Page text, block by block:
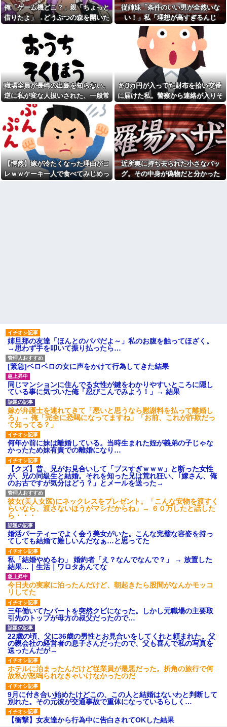
息子の彼女が家に来た時に、
我が家を舐めるように隅々まで
見た。その次の瞬間、女がとん
でもない一言
夫と姑が私の飼い猫を連れ去
って川に捨てた。それで離婚し
た数か月後、隣の市で保護され
ていた猫が私のもとに…
保育園にフリーランスで預け
ているけど、就労の証明で確定
申告の写しを求められた。これ
おかしくない？
私「私と結婚して幸せ？」旦
那「お前もそう思うだろ？」→
その返事が忘れられず、後日ま
さかの展開に…
岡田斗司夫「人間の本音とし
てブサイクを見たら不愉快にな
る。この責任をどうとるんだ」
【速報】ルフィの幹部、懲役
20年に決定する←コレは妥当
か？？？？？？？
シャウエッセン公式、またこ
【復讐】 絶対に「植えてはい
けない植物」を小学校に植えた
→20年経って見に行くと…
「！？」衝撃の光景が・・・
ハードオフに売っていた4万
4000円のフィギュアがヤバすぎ
るｗｗｗｗｗｗ「こんな高い
の？ｗｗ」「逆に超安い」
私「ちょっと、人の家の金庫
触らないでよ！」キチママ『そ
こに金庫があったから、開けて
みようとしただけ☆』義兄「泥
は出てけ！二度と来るな！」結
果・・・
私「初めて飲む味だけどなん
のお茶？」彼「ちっ！」私「」
【GIF】JSのカンチョーワロ
タ
後続車にクラクションを鳴ら
され彼氏が逆切れ。「何クラク
ション鳴らしてんだ！降りてこ
いよ！」と怒鳴りだし...
【衝撃】報酬100万円超の治験
募集がこちらｗｗｗｗｗ(※画像
あり)
【ネット騒然】惨殺されたタ
ワマン頂き女子のこの動画、す
げえええええｗｗｗｗｗｗｗｗ
ｗｗｗ
【愕然】白のクラウン俺氏、
高速道路左車線を制限速度で走
った結果wwwwwwwwwwww
百年の恋12-899 食べた量を
張り合ってくる
【悲報】佐藤輝明・・・２軍
でも盛大にやらかす←あまり悲
しませないでくれ
【速報】憂国の士河合ゆうす
け議員、埼玉県知事選に立候補
表明
元職場の要注意オバサン、引
っ越し先でご近所になり粘着開
始！！「どこまで送って！」か
ら始まり半年も経つと「お金貸
してくれない？」断ると翌日、
玄関前にゴミが置かれる
【驚愕】サークルで付き合っ
た男が既婚者だった！しかも妻
から直接電話が来たんだがｗｗ
ｗｗ
引越して一週間経った頃、隣
の奥さんから「掃除機の音がう
るさい」と苦情があった。静か
に暮らしていたはずなのに、原
因を探るとまさかの事実が…
うちの子が危篤状態で産まれ
てＮＩＣＵに搬送されたと聴い
て、義兄嫁が｢うちの子達に赤ち
ゃん見せたい｣といってきた
【緊急】俺の友人の離婚が決
母が兄一家にお米を送って
る。それを兄嫁がご近所さんに
る？」甥「お米の配達に行って
っちゃダメなんだよ！」ガチャ
主な税金の成り立ちを調べて
俺「ゲーム機どこ？」親「ちょっと
借りたよ」→どうぶつの森を開いた
て…
従姉妹「条件のいい男が全然いな
い！」私「理想が高すぎるんじ
ゃ…？」→婚活の愚痴を聞き続けた
結果…
職場全員が長崎の出島を知らない。
逆に私が変な人扱いされた、一般常
識だと思ってたのに
約3万円が入ってた財布を拾い交番
に届けた私。警察から連絡が入りそ
の金が私のものになった結果...
【愕然】嫁が冷たくなった理由がコ
レｗｗケーキ一人で食べてみじめっ
近所奥に持ち去られた小さなバッ
グ。その中身が偽物だと分かった
姉旦那の友達「ほんとのパパだよ～」私のお腹を触ってほざく。
→思わず手を叩いて振り払ったら…
[緊急]ベロベロの女に声をかけて行為してきた結果
同じマンションに住んでる女性が鍵をわかりやすいところに隠し
ている事に気づいた俺「忍びこんでみよう！」→ 結果
嫁が弁護士を連れてきて「悪いと思うなら慰謝料を払って離婚し
ろ」→ 俺「完全に恐喝になってますね」「お前、これが詐欺だっ
て知ってる？」
何年か前に妹は離婚している。当時生まれた姪が義弟の子じゃな
かったため妹有責での離婚になり…
【クズ】昔、兄がお見合いして「ブスすぎｗｗｗ」と断った女性
が、兄の同級生と結婚。それを知った兄は荒れ狂い、｢嫁さん、俺
のお古ですが気分はどう？」とメールを送った→
彼女(美人女医)にネックレスをプレゼント。「こんな安物を渡すく
らいなら、渡さないほうがマシだからね」→ ６０万したと話した
ら・・・
婚活パーティーでよく会う美女がいた。こんな完璧な容姿を持っ
てしても結婚て難しいんだなぁ…と思ってた
私「結婚やめるわ」 婚約者「え？なんでなんで？」 → 放置した
結果…｜生活｜ワロタあんてな
今日夫の実家に泊ったんだけど、朝起きたら股間がなんかモッコ
リしてた
三年働いてたパートを突然クビになった。しかし元職場の主要取
引先のトップが母方の叔父だったので…
22歳の頃、父に36歳の男性とお見合いをしてくれと頼まれた。父
の親会社の経営者の息子さんだったので、父も喜んで私の写真を
送ったんだが→
ホテルに泊まったんだけど従業員が最悪だった。折角の旅行で何
故私が怒鳴られなきゃいけなかったのだ
9月に付き合い始めたけどこの、この人と結婚はないわと判断して
別れた。その元彼が交通事故で重体になっているらしく…
【衝撃】女友達から行為中に告白されてOKした結果